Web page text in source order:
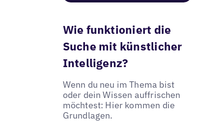
Wie funktioniert die
Suche mit künstlicher
Intelligenz?
Wenn du neu im Thema bist
oder dein Wissen auffrischen
möchtest: Hier kommen die
Grundlagen.